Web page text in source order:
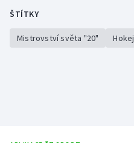
ŠTÍTKY
Mistrovství světa "20" Hokej